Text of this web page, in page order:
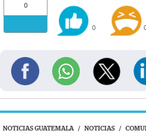
0
0
NOTICIAS GUATEMALA / NOTICIAS /